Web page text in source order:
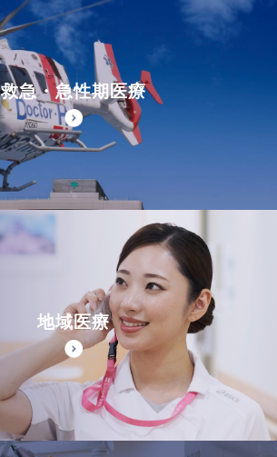
救急・急性期医療
地域医療